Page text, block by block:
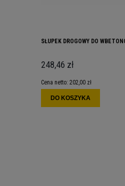
SŁUPEK DROGOWY DO
248,46 zł
Cena netto: 202,00 zł
DO KOSZYKA